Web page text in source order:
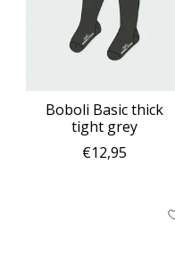
Boboli Basic thick
tight grey
€12,95